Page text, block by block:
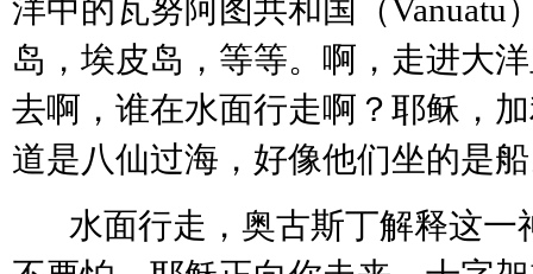
洋中的瓦努阿图共和国（Vanuatu
岛，埃皮岛，等等。啊，走进大
去啊，谁在水面行走啊？耶稣，
道是八仙过海，好像他们坐的是
水面行走，奥古斯丁解释这一